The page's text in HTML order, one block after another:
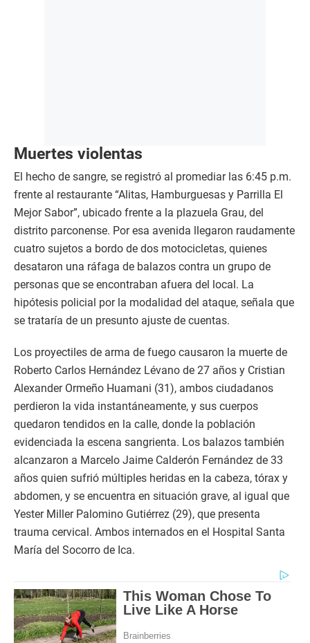
Muertes violentas
El hecho de sangre, se registró al promediar las 6:45 p.m.
frente al restaurante “Alitas, Hamburguesas y Parrilla El
Mejor Sabor”, ubicado frente a la plazuela Grau, del
distrito parconense. Por esa avenida llegaron raudamente
cuatro sujetos a bordo de dos motocicletas, quienes
desataron una ráfaga de balazos contra un grupo de
personas que se encontraban afuera del local. La
hipótesis policial por la modalidad del ataque, señala que
se trataría de un presunto ajuste de cuentas.
Los proyectiles de arma de fuego causaron la muerte de
Roberto Carlos Hernández Lévano de 27 años y Cristian
Alexander Ormeño Huamani (31), ambos ciudadanos
perdieron la vida instantáneamente, y sus cuerpos
quedaron tendidos en la calle, donde la población
evidenciada la escena sangrienta. Los balazos también
alcanzaron a Marcelo Jaime Calderón Fernández de 33
años quien sufrió múltiples heridas en la cabeza, tórax y
abdomen, y se encuentra en situación grave, al igual que
Yester Miller Palomino Gutiérrez (29), que presenta
trauma cervical. Ambos internados en el Hospital Santa
María del Socorro de Ica.